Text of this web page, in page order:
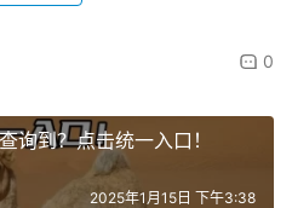
0
询到？点击统一入口！
2025年1月15日 下午3:38